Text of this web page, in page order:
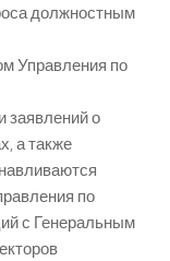
должностным
Управления по
заявлений о
а также
по
с Генеральным